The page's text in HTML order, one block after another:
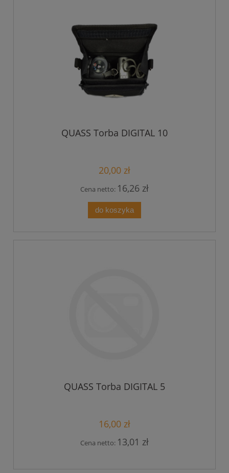
QUASS Torba DIGITAL 10
20,00 zł
Cena netto: 16,26 zł
do koszyka
QUASS Torba DIGITAL 5
16,00 zł
Cena netto: 13,01 zł